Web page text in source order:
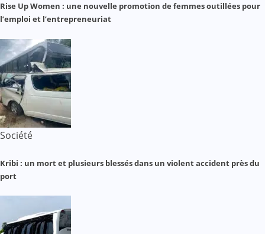
Rise Up Women : une nouvelle promotion de femmes outillées pour
l’emploi et l’entrepreneuriat
Société
Kribi : un mort et plusieurs blessés dans un violent accident près du
port